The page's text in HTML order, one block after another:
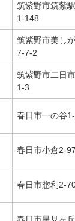
筑紫野市筑紫
1-148
筑紫野市美し
7-7-2
筑紫野市二日
1-3
春日市一の谷
春日市小倉2-
春日市惣利2-